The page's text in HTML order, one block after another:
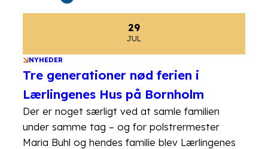
29
JUL
NYHEDER
Tre generationer nød ferien i
Lærlingenes Hus på Bornholm
Der er noget særligt ved at samle familien
under samme tag – og for polstrermester
Maria Buhl og hendes familie blev Lærlingenes